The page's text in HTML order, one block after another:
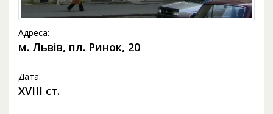
Адреса:
м. Львів, пл. Ринок, 20
Дата:
XVIII ст.